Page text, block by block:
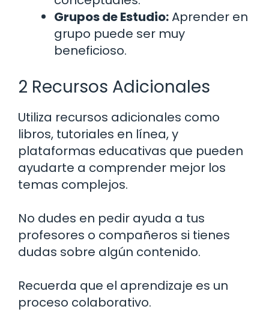
Grupos de Estudio:Aprender en
grupo puede ser muy
beneficioso.
2 Recursos Adicionales
Utiliza recursos adicionales como
libros, tutoriales en línea, y
plataformas educativas que pueden
ayudarte a comprender mejor los
temas complejos.
No dudes en pedir ayuda a tus
profesores o compañeros si tienes
dudas sobre algún contenido.
Recuerda que el aprendizaje es un
proceso colaborativo.